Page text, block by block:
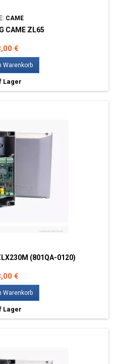
CAME
CAME ZL65
€
Warenkorb
Lager
(801QA-0120)
€
Warenkorb
Lager